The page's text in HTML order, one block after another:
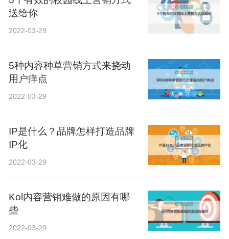
送给你
2022-03-29
5种内容种草营销方式来挠动
用户痒点
2022-03-29
IP是什么？品牌怎样打造品牌
IP化
2022-03-29
Kol内容营销难做的原因有哪
些
2022-03-29